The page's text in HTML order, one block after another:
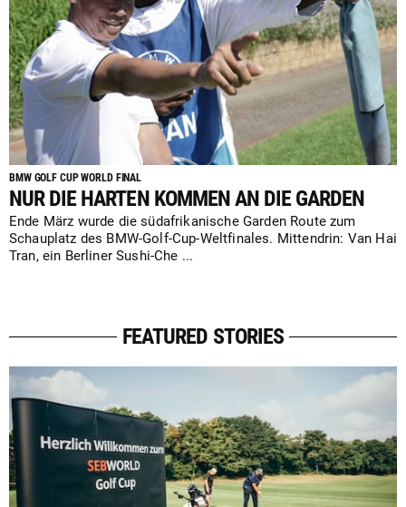
BMW GOLF CUP WORLD FINAL
NUR DIE HARTEN KOMMEN AN DIE GARDEN
Ende März wurde die südafrikanische Garden Route zum
Schauplatz des BMW-Golf-Cup-Weltfinales. Mittendrin: Van Hai
Tran, ein Berliner Sushi-Che ...
FEATURED STORIES